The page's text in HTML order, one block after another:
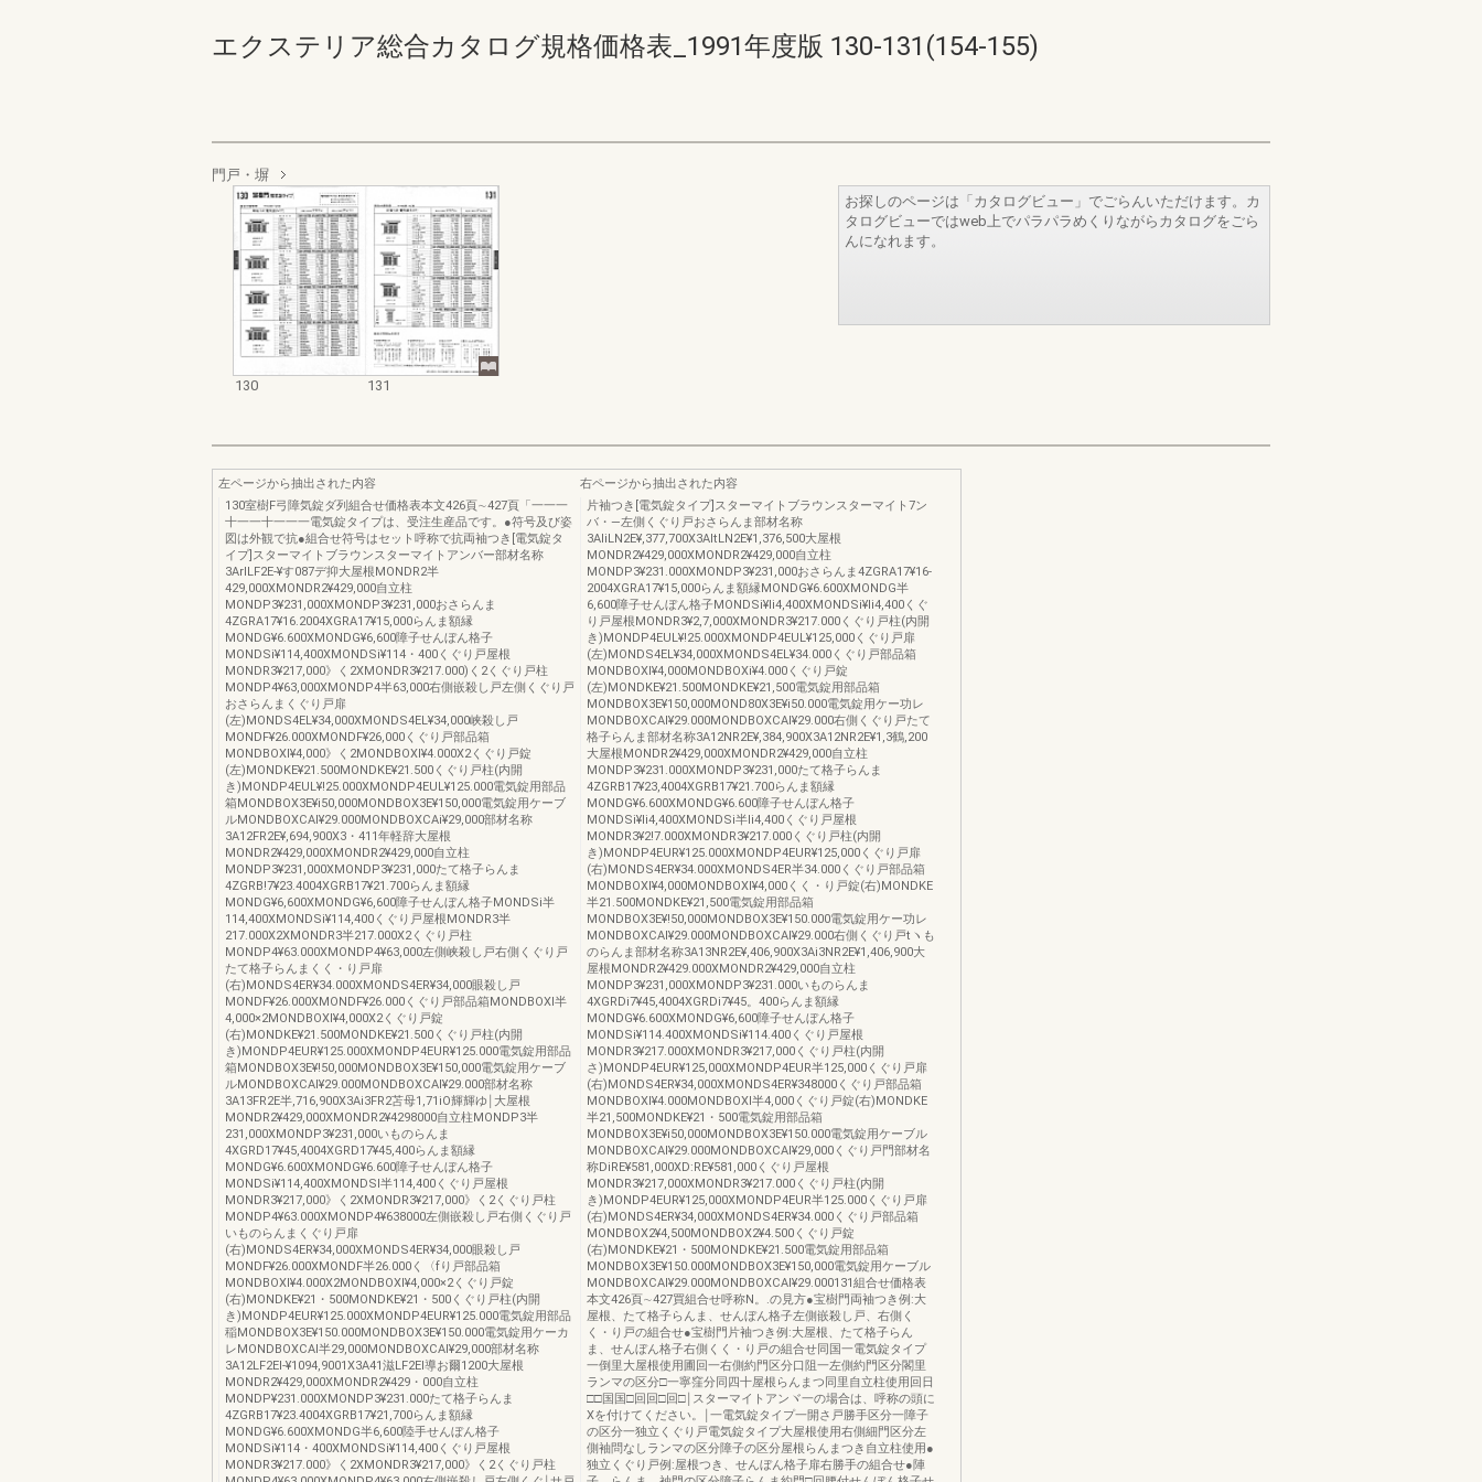
エクステリア総合カタログ規格価格表_1991年度版 130-131(154-155)
門戸・塀
130 131
お探しのページは「カタログビュー」でごらんいただけます。カ
タログビューではweb上でパラパラめくりながらカタログをごら
んになれます。
左ページから抽出された内容
130室樹F弓障気錠ダ列組合せ価格表本文426頁∼427頁「一一一
十一一十一一一電気錠タイプは、受注生産品です。●符号及び姿
図は外観で抗●組合せ符号はセット呼称で抗両袖つき[電気錠タ
イプ]スターマイトブラウンスターマイトアンバー部材名称
3ArlLF2E‐¥す087デ抑大屋根MONDR2半
429,000XMONDR2¥429,000自立柱
MONDP3¥231,000XMONDP3¥231,000おさらんま
4ZGRA17¥16.2004XGRA17¥15,000らんま額縁
MONDG¥6.600XMONDG¥6,600障子せんぼん格子
MONDSi¥114,400XMONDSi¥114・400くぐり戸屋根
MONDR3¥217,000》く2XMONDR3¥217.000)く2くぐり戸柱
MONDP4¥63,000XMONDP4半63,000右側嵌殺し戸左側くぐり戸
おさらんまくぐり戸扉
(左)MONDS4EL¥34,000XMONDS4EL¥34,000峡殺し戸
MONDF¥26.000XMONDF¥26,000くぐり戸部品箱
MONDBOXl¥4,000》く2MONDBOXI¥4.000X2くぐり戸錠
(左)MONDKE¥21.500MONDKE¥21.500くぐり戸柱(内開
き)MONDP4EUL¥!25.000XMONDP4EUL¥125.000電気錠用部品
箱MONDBOX3E¥i50,000MONDBOX3E¥150,000電気錠用ケーブ
ルMONDBOXCAl¥29.000MONDBOXCAi¥29,000部材名称
3A12FR2E¥,694,900X3・411年軽辞大屋根
MONDR2¥429,000XMONDR2¥429,000自立柱
MONDP3¥231,000XMONDP3¥231,000たて格子らんま
4ZGRB!7¥23.4004XGRB17¥21.700らんま額縁
MONDG¥6,600XMONDG¥6,600障子せんぼん格子MONDSi半
114,400XMONDSi¥114,400くぐり戸屋根MONDR3半
217.000X2XMONDR3半217.000X2くぐり戸柱
MONDP4¥63.000XMONDP4¥63,000左側峡殺し戸右側くぐり戸
たて格子らんまくく・り戸扉
(右)MONDS4ER¥34.000XMONDS4ER¥34,000眼殺し戸
MONDF¥26.000XMONDF¥26.000くぐり戸部品箱MONDBOXl半
4,000×2MONDBOXl¥4,000X2くぐり戸錠
(右)MONDKE¥21.500MONDKE¥21.500くぐり戸柱(内開
き)MONDP4EUR¥125.000XMONDP4EUR¥125.000電気錠用部品
箱MONDBOX3E¥!50,000MONDBOX3E¥150,000電気錠用ケーブ
ルMONDBOXCAl¥29.000MONDBOXCAl¥29.000部材名称
3A13FR2E半,716,900X3Ai3FR2苫母1,71iO輝輝ゆ￨大屋根
MONDR2¥429,000XMONDR2¥4298000自立柱MONDP3半
231,000XMONDP3¥231,000いものらんま
4XGRD17¥45,4004XGRD17¥45,400らんま額縁
MONDG¥6.600XMONDG¥6.600障子せんぼん格子
MONDSi¥114,400XMONDSI半114,400くぐり戸屋根
MONDR3¥217,000》く2XMONDR3¥217,000》く2くぐり戸柱
MONDP4¥63.000XMONDP4¥638000左側嵌殺し戸右側くぐり戸
いものらんまくぐり戸扉
(右)MONDS4ER¥34,000XMONDS4ER¥34,000眼殺し戸
MONDF¥26.000XMONDF半26.000く〈fり戸部品箱
MONDBOXl¥4.000X2MONDBOXl¥4,000×2くぐり戸錠
(右)MONDKE¥21・500MONDKE¥21・500くぐり戸柱(内開
き)MONDP4EUR¥125.000XMONDP4EUR¥125.000電気錠用部品
稲MONDBOX3E¥150.000MONDBOX3E¥150.000電気錠用ケーカ
レMONDBOXCAl半29,000MONDBOXCAl¥29,000部材名称
3A12LF2EI‐¥1094,9001X3A41滋LF2EI導お爾1200大屋根
MONDR2¥429,000XMONDR2¥429・000自立柱
MONDP¥231.000XMONDP3¥231.000たて格子らんま
4ZGRB17¥23.4004XGRB17¥21,700らんま額縁
MONDG¥6.600XMONDG半6,600陸手せんぼん格子
MONDSi¥114・400XMONDSi¥114,400くぐり戸屋根
MONDR3¥217.000》く2XMONDR3¥217,000》く2くぐり戸柱
右ページから抽出された内容
片袖つき[電気錠タイプ]スターマイトブラウンスターマイト7ン
バ・―左側くぐり戸おさらんま部材名称
3AliLN2E¥,377,700X3AltLN2E¥1,376,500大屋根
MONDR2¥429,000XMONDR2¥429,000自立柱
MONDP3¥231.000XMONDP3¥231,000おさらんま4ZGRA17¥16‐
2004XGRA17¥15,000らんま額縁MONDG¥6.600XMONDG半
6,600障子せんぼん格子MONDSi¥li4,400XMONDSi¥li4,400くぐ
り戸屋根MONDR3¥2,7,000XMONDR3¥217.000くぐり戸柱(内開
き)MONDP4EUL¥!25.000XMONDP4EUL¥125,000くぐり戸扉
(左)MONDS4EL¥34,000XMONDS4EL¥34.000くぐり戸部品箱
MONDBOXl¥4,000MONDBOXi¥4.000くぐり戸錠
(左)MONDKE¥21.500MONDKE¥21,500電気錠用部品箱
MONDBOX3E¥150,000MOND80X3E¥i50.000電気錠用ケー功レ
MONDBOXCAl¥29.000MONDBOXCAl¥29.000右側くぐり戸たて
格子らんま部材名称3A12NR2E¥,384,900X3A12NR2E¥1,3鶴,200
大屋根MONDR2¥429,000XMONDR2¥429,000自立柱
MONDP3¥231.000XMONDP3¥231,000たて格子らんま
4ZGRB17¥23,4004XGRB17¥21.700らんま額縁
MONDG¥6.600XMONDG¥6.600障子せんぼん格子
MONDSi¥li4,400XMONDSi半li4,400くぐり戸屋根
MONDR3¥2!7.000XMONDR3¥217.000くぐり戸柱(内開
き)MONDP4EUR¥125.000XMONDP4EUR¥125,000くぐり戸扉
(右)MONDS4ER¥34.000XMONDS4ER半34.000くぐり戸部品箱
MONDBOXl¥4,000MONDBOXl¥4,000くく・り戸錠(右)MONDKE
半21.500MONDKE¥21,500電気錠用部品箱
MONDBOX3E¥!50,000MONDBOX3E¥150.000電気錠用ケー功レ
MONDBOXCAl¥29.000MONDBOXCAl¥29.000右側くぐり戸tヽも
のらんま部材名称3A13NR2E¥,406,900X3Ai3NR2E¥1,406,900大
屋根MONDR2¥429.000XMONDR2¥429,000自立柱
MONDP3¥231,000XMONDP3¥231.000いものらんま
4XGRDi7¥45,4004XGRDi7¥45。400らんま額縁
MONDG¥6.600XMONDG¥6,600障子せんぼん格子
MONDSi¥114.400XMONDSi¥114.400くぐり戸屋根
MONDR3¥217.000XMONDR3¥217,000くぐり戸柱(内開
さ)MONDP4EUR¥125,000XMONDP4EUR半125,000くぐり戸扉
(右)MONDS4ER¥34,000XMONDS4ER¥348000くぐり戸部品箱
MONDBOXl¥4.000MONDBOXl半4,000くぐり戸錠(右)MONDKE
半21,500MONDKE¥21・500電気錠用部品箱
MONDBOX3E¥i50,000MONDBOX3E¥150.000電気錠用ケーブル
MONDBOXCAl¥29.000MONDBOXCAl¥29,000くぐり戸門部材名
称DiRE¥581,000XD:RE¥581,000くぐり戸屋根
MONDR3¥217,000XMONDR3¥217.000くぐり戸柱(内開
き)MONDP4EUR¥125,000XMONDP4EUR半125.000くぐり戸扉
(右)MONDS4ER¥34,000XMONDS4ER¥34.000くぐり戸部品箱
MONDBOX2¥4,500MONDBOX2¥4.500くぐり戸錠
(右)MONDKE¥21・500MONDKE¥21.500電気錠用部品箱
MONDBOX3E¥150.000MONDBOX3E¥150,000電気錠用ケーブル
MONDBOXCAl¥29.000MONDBOXCAl¥29.000131組合せ価格表
本文426頁∼427買組合せ呼称N。.の見方●宝樹門両袖つき例:大
屋根、たて格子らんま、せんぼん格子左側嵌殺し戸、右側く
く・り戸の組合せ●宝樹門片袖つき例:大屋根、たて格子らん
ま、せんぼん格子右側くく・り戸の組合せ同国一電気錠タイプ
一倒里大屋根使用圃回一右側約門区分口阻一左側約門区分閣里
ランマの区分□一寧窪分同四十屋根らんまつ同里自立柱使用回日
□□国国□回回□回□￨スターマイトアンヾ一の場合は、呼称の頭に
Xを付けてください。￨一電気錠タイプ一開さ戸勝手区分一障子
の区分一独立くぐり戸電気錠タイプ大屋根使用右側細門区分左
側袖問なしランマの区分障子の区分屋根らんまつき自立柱使用●
独立くぐり戸例:屋根つき、せんぼん格子扉右勝手の組合せ●陣